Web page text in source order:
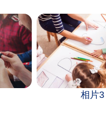
相片3